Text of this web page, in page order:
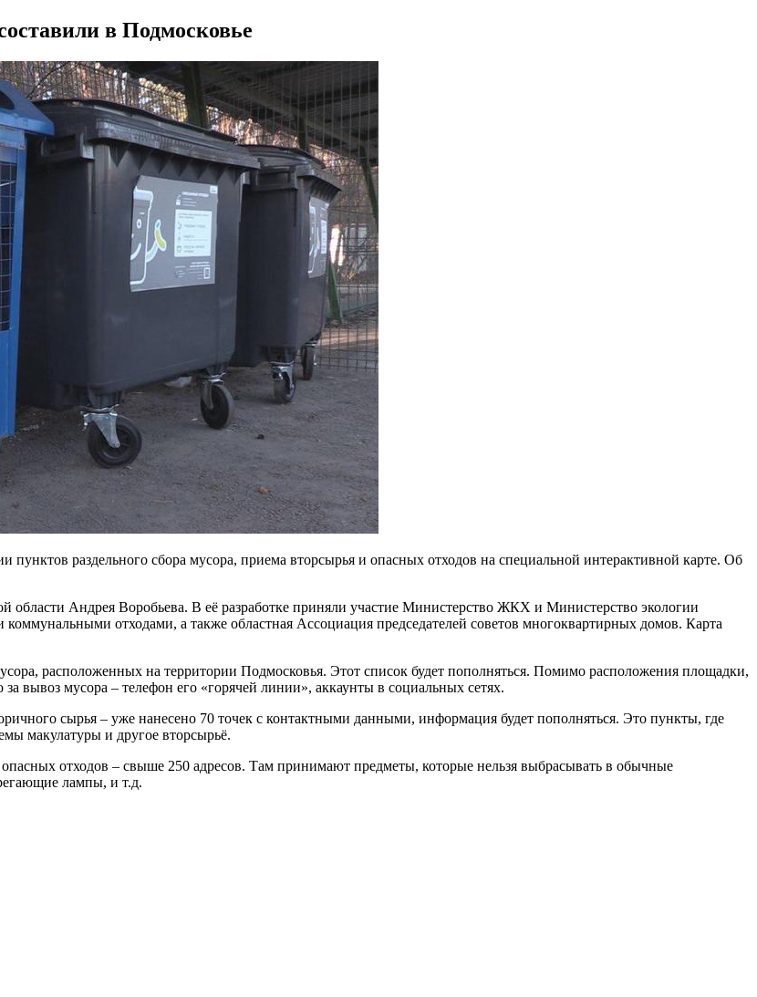
в Подмосковье
раздельного сбора мусора, приема вторсырья и опасных отходов на специальной интерактивной карте. Об
области Андрея Воробьева. В её разработке приняли участие Министерство ЖКХ и Министерство экологии
отходами, а также областная Ассоциация председателей советов многоквартирных домов. Карта
расположенных на территории Подмосковья. Этот список будет пополняться. Помимо расположения площадки,
вывоз мусора – телефон его «горячей линии», аккаунты в социальных сетях.
сырья – уже нанесено 70 точек с контактными данными, информация будет пополняться. Это пункты, где
макулатуры и другое вторсырьё.
отходов – свыше 250 адресов. Там принимают предметы, которые нельзя выбрасывать в обычные
лампы, и т.д.